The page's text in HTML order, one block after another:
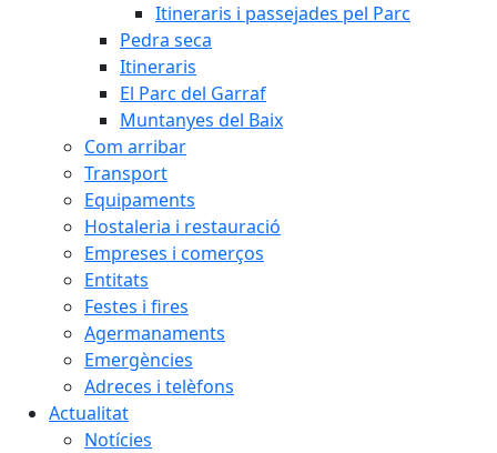
Itineraris i passejades pel Parc
Pedra seca
Itineraris
El Parc del Garraf
Muntanyes del Baix
Com arribar
Transport
Equipaments
Hostaleria i restauració
Empreses i comerços
Entitats
Festes i fires
Agermanaments
Emergències
Adreces i telèfons
Actualitat
Notícies